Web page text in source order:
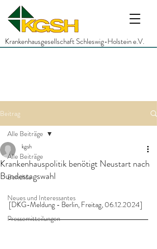
Krankenhausgesellschaft Schleswig-Holstein e.V.
Beitrag
Alle Beiträge
Berichte
Neues und Interessantes
Pressemitteilungen
Alle Beiträge
Krankenhauspolitik benötigt Neustart nach
Bundestagswahl
kgsh
[DKG-Meldung - Berlin, Freitag, 06.12.2024]